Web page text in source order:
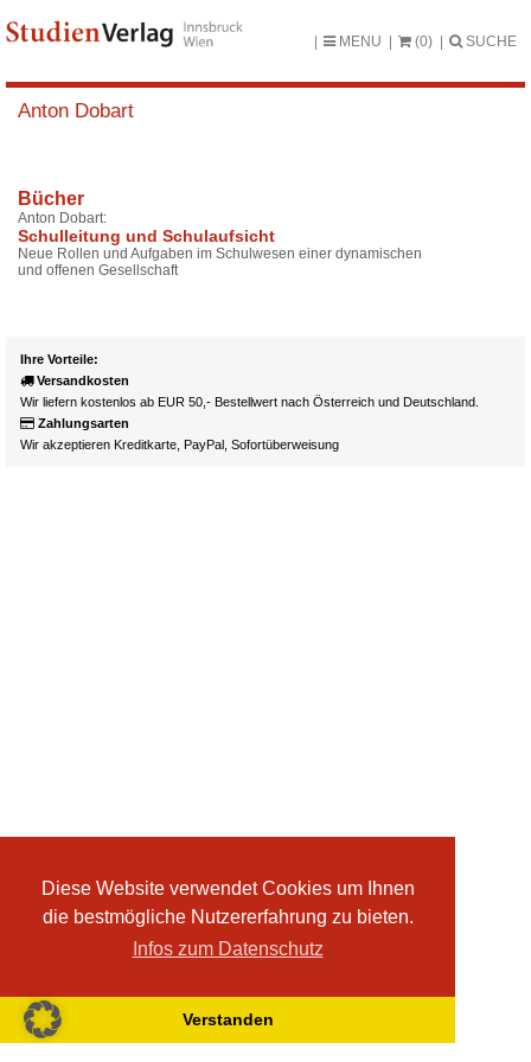
Diese Website verwendet Cookies um Ihnen
die bestmögliche Nutzererfahrung zu bieten.
Infos zum Datenschutz
Verstanden
MENU (0) SUCHE
Anton Dobart
Bücher
Anton Dobart:
Schulleitung und Schulaufsicht
Neue Rollen und Aufgaben im Schulwesen einer dynamischen
und offenen Gesellschaft
Ihre Vorteile:
Versandkosten
Wir liefern kostenlos ab EUR 50,- Bestellwert nach Österreich und Deutschland.
Zahlungsarten
Wir akzeptieren Kreditkarte, PayPal, Sofortüberweisung